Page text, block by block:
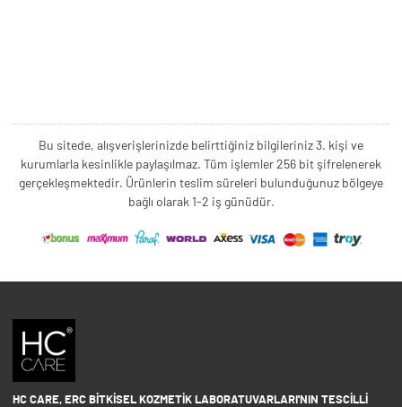
Bu sitede, alışverişlerinizde belirttiğiniz bilgileriniz 3. kişi ve
kurumlarla kesinlikle paylaşılmaz. Tüm işlemler 256 bit şifrelenerek
gerçekleşmektedir. Ürünlerin teslim süreleri bulunduğunuz bölgeye
bağlı olarak 1-2 iş günüdür.
HC CARE, ERC BITKISEL KOZMETIK LABORATUVARLARI'NIN TESCILLI